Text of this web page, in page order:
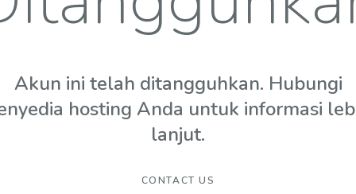
Akun ini telah ditangguhkan. Hubungi
hosting Anda untuk informasi
lanjut.
CONTACT US